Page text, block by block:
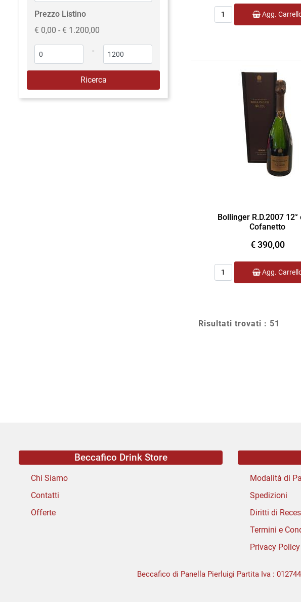
Prezzo Listino
€ 0,00 - € 1.200,00
-
Quantità
Agg.
Bollinger R.D.2007 12°
Cofanetto
€ 390,00
Quantità
Agg.
Risultati trovati : 51
Beccafico Drink Store
Chi Siamo
Contatti
Offerte
Modalità di
Spedizioni
Diritti di
Termini e
Privacy Policy
Beccafico di Panella Pierluigi Partita Iva :